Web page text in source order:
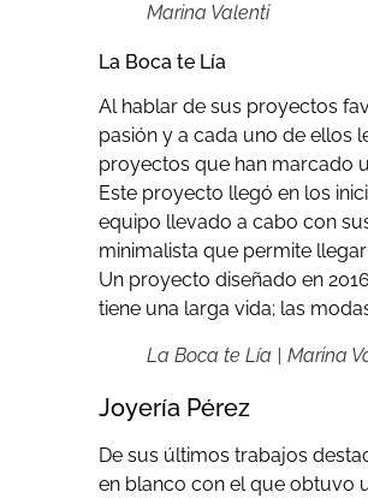
Marina Valenti
La Boca te Lía
Al hablar de sus proyectos
pasión y a cada uno de ellos
proyectos que han marcado
Este proyecto llegó en los
equipo llevado a cabo con
minimalista que permite
Un proyecto diseñado en
tiene una larga vida; las
La Boca te Lía | Marina
Joyería Pérez
De sus últimos trabajos
en blanco con el que obtuvo